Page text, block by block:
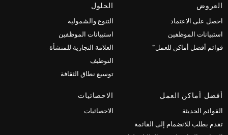
العروض
احصل على الاعتماد
استبيانات الموظفين
قوائم أفضل أماكن للعمل™
الحلول
التنوع والشمولية
استبيانات الموظفين
العلامة التجارية للمنشأة
التوظيف
توسيع نطاق الثقافة
أفضل أماكن العمل
القوائم الحديثة
تقدم بطلب للانضمام إلى القائمة
الاحصائيات
الاحصائيات